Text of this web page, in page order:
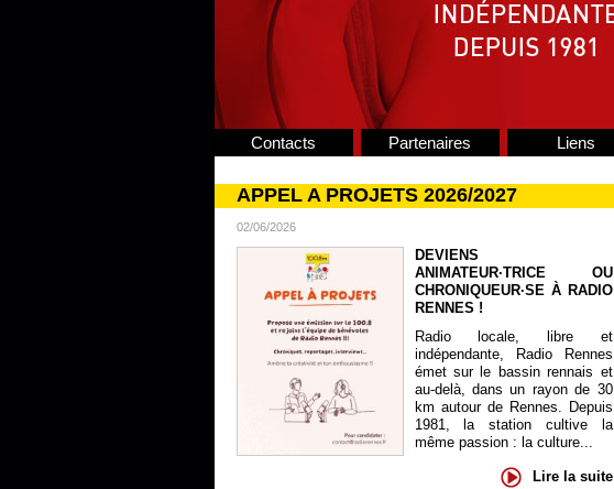
Contacts Partenaires Liens
APPEL A PROJETS 2026/2027
02/06/2026
DEVIENS
ANIMATEUR·TRICE OU
CHRONIQUEUR·SE À RADIO
RENNES !
Radio locale, libre et
indépendante, Radio Rennes
émet sur le bassin rennais et
au-delà, dans un rayon de 30
km autour de Rennes. Depuis
1981, la station cultive la
même passion : la culture...
Lire la suite